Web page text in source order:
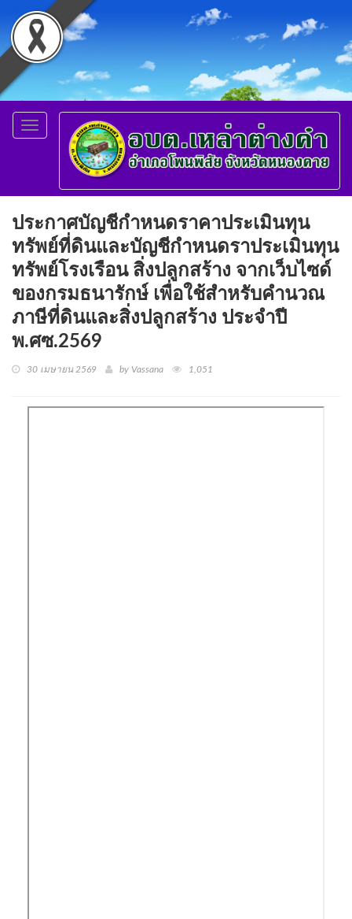
Toggle
navigation
ประกาศบัญชีกำหนดราคาประเมินทุน
ทรัพย์ที่ดินและบัญชีกำหนดราประเมินทุน
ทรัพย์โรงเรือน สิ่งปลูกสร้าง จากเว็บไซด์
ของกรมธนารักษ์ เพื่อใช้สำหรับคำนวณ
ภาษีที่ดินและสิ่งปลูกสร้าง ประจำปี
พ.ศซ.2569
30 เมษายน 2569 by Vassana 1,051